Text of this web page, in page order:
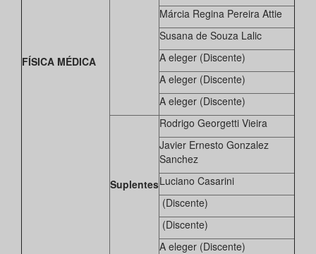
FÍSICA MÉDICA
Márcia Regina Pereira Attie
Susana de Souza Lalic
A eleger (Discente)
A eleger (Discente)
A eleger (Discente)
Suplentes
Rodrigo Georgetti Vieira
Javier Ernesto Gonzalez
Sanchez
Luciano Casarini
(Discente)
(Discente)
A eleger (Discente)